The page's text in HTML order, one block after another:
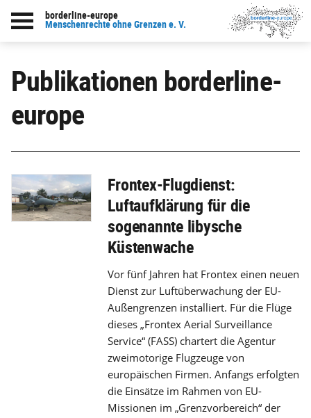
borderline-europe
Menschenrechte ohne Grenzen e. V.
Publikationen borderline-
europe
Frontex-Flugdienst:
Luftaufklärung für die
sogenannte libysche
Küstenwache
Vor fünf Jahren hat Frontex einen neuen
Dienst zur Luftüberwachung der EU-
Außengrenzen installiert. Für die Flüge
dieses „Frontex Aerial Surveillance
Service“ (FASS) chartert die Agentur
zweimotorige Flugzeuge von
europäischen Firmen. Anfangs erfolgten
die Einsätze im Rahmen von EU-
Missionen im „Grenzvorbereich“ der